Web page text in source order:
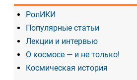
РолИКИ
Популярные статьи
Лекции и интервью
О космосе — и не только!
Космическая история